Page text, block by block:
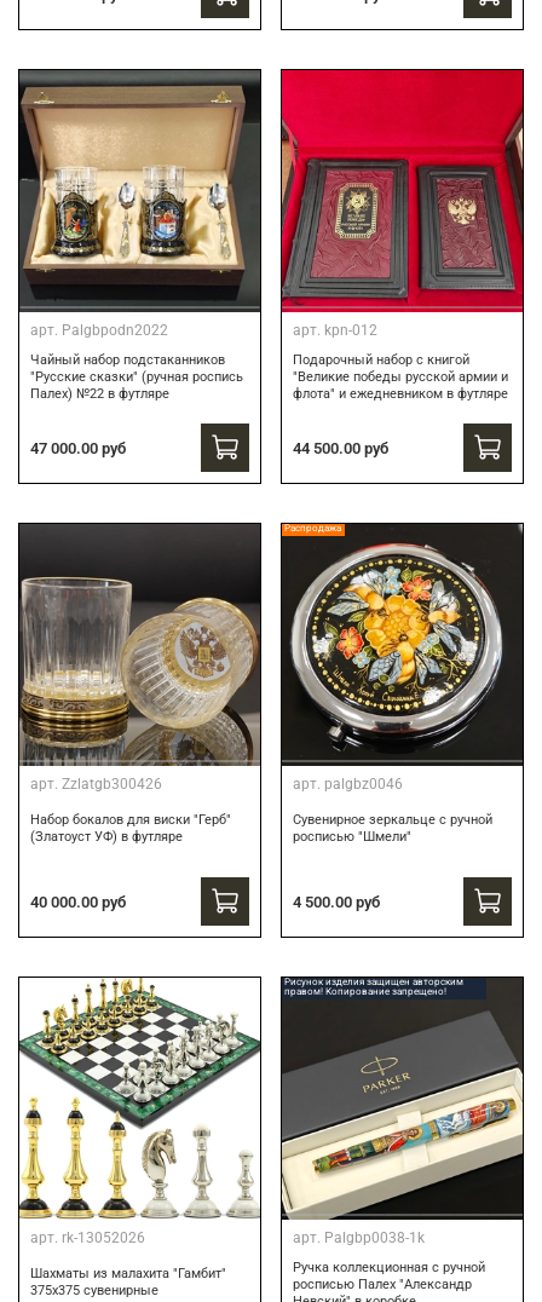
арт. Palgbpodn2022
Чайный набор подстаканников
"Русские сказки" (ручная роспись
Палех) №22 в футляре
47 000.00 руб
арт. kpn-012
Подарочный набор c книгой
"Великие победы русской армии и
флота" и ежедневником в футляре
44 500.00 руб
арт. Zzlatgb300426
Набор бокалов для виски "Герб"
(Златоуст УФ) в футляре
40 000.00 руб
Распродажа
арт. palgbz0046
Сувенирное зеркальце с ручной
росписью "Шмели"
4 500.00 руб
арт. rk-13052026
Шахматы из малахита "Гамбит"
375х375 сувенирные
Рисунок изделия защищен авторским
правом! Копирование запрещено!
арт. Palgbp0038-1k
Ручка коллекционная с ручной
росписью Палех "Александр